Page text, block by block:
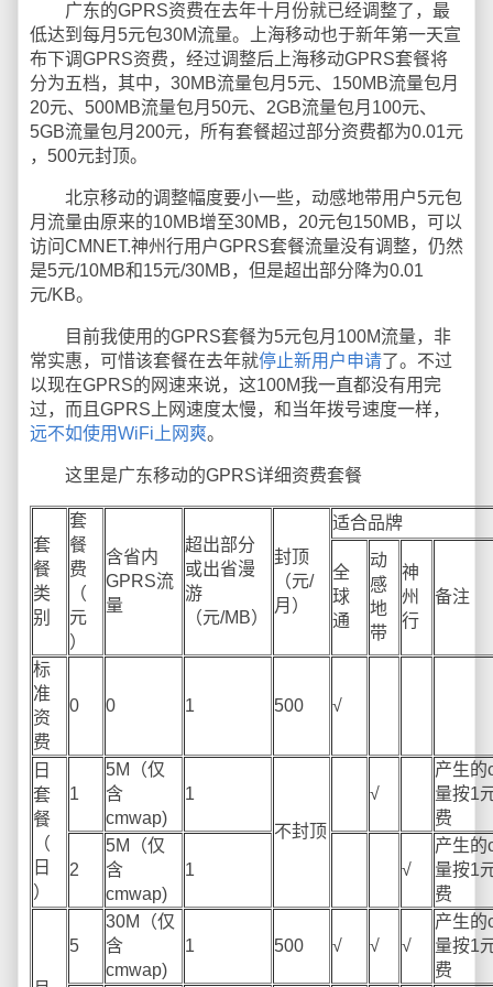
广东的GPRS资费在去年十月份就已经调整了，最
低达到每月5元包30M流量。上海移动也于新年第一天宣
布下调GPRS资费，经过调整后上海移动GPRS套餐将
分为五档，其中，30MB流量包月5元、150MB流量包月
20元、500MB流量包月50元、2GB流量包月100元、
5GB流量包月200元，所有套餐超过部分资费都为0.01元
，500元封顶。
北京移动的调整幅度要小一些，动感地带用户5元包
月流量由原来的10MB增至30MB，20元包150MB，可以
访问CMNET.神州行用户GPRS套餐流量没有调整，仍然
是5元/10MB和15元/30MB，但是超出部分降为0.01
元/KB。
目前我使用的GPRS套餐为5元包月100M流量，非
常实惠，可惜该套餐在去年就停止新用户申请了。不过
以现在GPRS的网速来说，这100M我一直都没有用完
过，而且GPRS上网速度太慢，和当年拨号速度一样，
远不如使用WiFi上网爽。
这里是广东移动的GPRS详细资费套餐
套
餐
类
别
套
餐
费
（
元
）
含省内
GPRS流
量
超出部分
或出省漫
游
（元/MB）
封顶
（元/
月）
适合品牌
全
球
通
动
感
地
带
神
州
行
备注
标
准
资
费
0 0 1 500 √
日
套
餐
（
日
）
1
5M（仅
含
cmwap)
1
不封顶
√
产生的
量按1
费
2
5M（仅
含
cmwap)
1 √
产生的
量按1
费
5
30M（仅
含
cmwap)
1 500 √ √ √
产生的
量按1
费